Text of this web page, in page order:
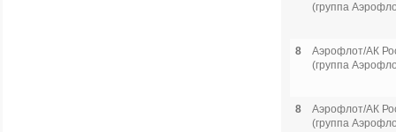
(группа
8
Аэрофлот/АК
(группа
8
Аэрофлот/АК
(группа